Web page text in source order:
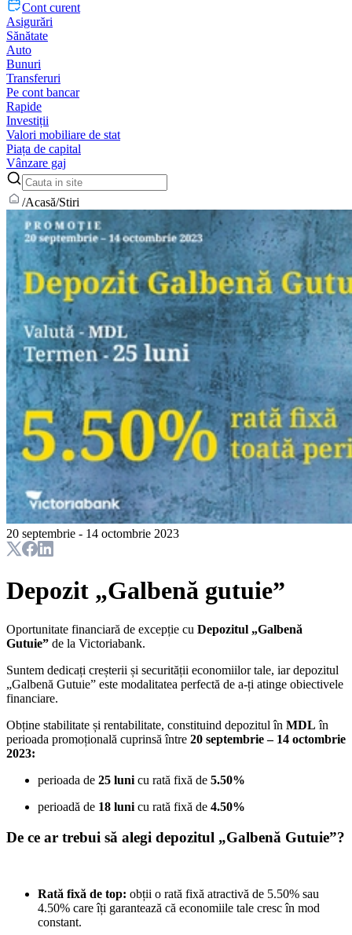
Cont curent
Asigurări
Sănătate
Auto
Bunuri
Transferuri
Pe cont bancar
Rapide
Investiții
Valori mobiliare de stat
Piața de capital
Vânzare gaj
/Acasă/Stiri
20 septembrie - 14 octombrie 2023
Depozit „Galbenă gutuie”
Oportunitate financiară de excepție cu Depozitul „Galbenă
Gutuie” de la Victoriabank.
Suntem dedicați creșterii și securității economiilor tale, iar depozitul
„Galbenă Gutuie” este modalitatea perfectă de a-ți atinge obiectivele
financiare.
Obține stabilitate și rentabilitate, constituind depozitul în MDL în
perioada promoțională cuprinsă între 20 septembrie – 14 octombrie
2023:
perioada de 25 luni cu rată fixă de 5.50%
perioadă de 18 luni cu rată fixă de 4.50%
De ce ar trebui să alegi depozitul „Galbenă Gutuie”?
Rată fixă de top: obții o rată fixă atractivă de 5.50% sau
4.50% care îți garantează că economiile tale cresc în mod
constant.